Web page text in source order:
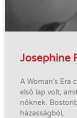
Josephine
A Woman’s Era
első lap volt,
nőknek.
házasságból,